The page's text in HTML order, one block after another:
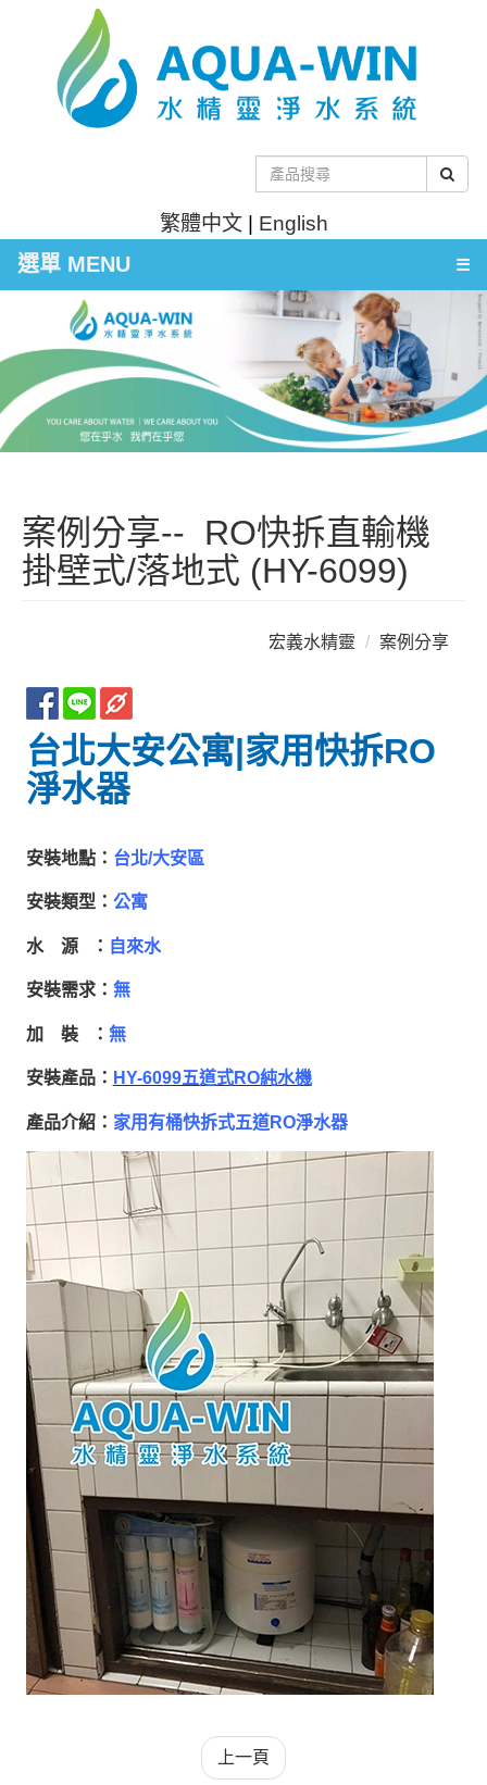
繁體中文| English
選單 MENU ☰
案例分享-- RO快拆直輸機
掛壁式/落地式 (HY-6099)
宏義水精靈 案例分享
台北大安公寓|家用快拆RO
淨水器
安裝地點： 台北/大安區
安裝類型： 公寓
水 源 ： 自來水
安裝需求： 無
加 裝 ： 無
安裝產品： HY-6099五道式RO純水機
產品介紹： 家用有桶快拆式五道RO淨水器
上一頁